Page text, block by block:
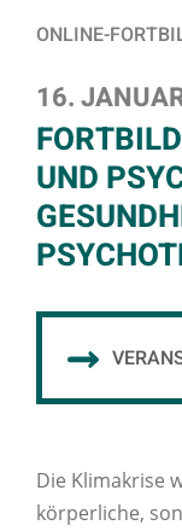
ONLINE-
16.
UND
Die Klimakrise
körperliche,